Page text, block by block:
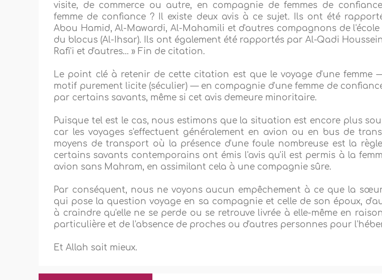
visite, de commerce ou autre, en compagnie de femmes de
femme de confiance ? Il existe deux avis à ce sujet. Ils ont été
Abou Hamid, Al-Mawardi, Al-Mahamili et d'autres compagnons de
du blocus (Al-Ihsar). Ils ont également été rapportés par Al-Qadi
Rafi'i et d'autres... » Fin de citation.
Le point clé à retenir de cette citation est que le voyage d'une femme
motif purement licite (séculier) — en compagnie d'une femme de
par certains savants, même si cet avis demeure minoritaire.
Puisque tel est le cas, nous estimons que la situation est encore plus
car les voyages s'effectuent généralement en avion ou en bus de
moyens de transport où la présence d'une foule nombreuse est la
certains savants contemporains ont émis l'avis qu'il est permis à la
avion sans Mahram, en assimilant cela à une compagnie sûre.
Par conséquent, nous ne voyons aucun empêchement à ce que la
qui pose la question voyage en sa compagnie et celle de son époux,
à craindre qu'elle ne se perde ou se retrouve livrée à elle-même en
particulière et de l'absence de proches ou d'autres personnes pour
Et Allah sait mieux.